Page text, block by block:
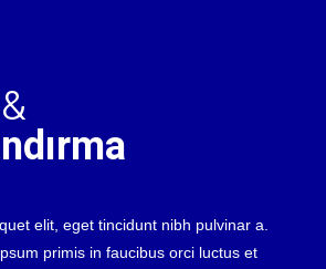
elit, eget tincidunt nibh pulvinar a.
primis in faucibus orci luctus et